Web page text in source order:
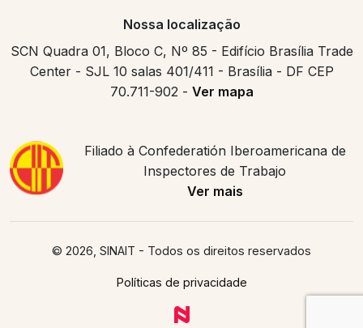
Nossa localização
SCN Quadra 01, Bloco C, Nº 85 - Edifício Brasília Trade
Center - SJL 10 salas 401/411 - Brasília - DF CEP
70.711-902 - Ver mapa
Filiado à Confederatión Iberoamericana de
Inspectores de Trabajo
Ver mais
© 2026, SINAIT - Todos os direitos reservados
Políticas de privacidade